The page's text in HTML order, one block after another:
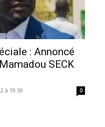
: Annoncé
SECK
à 19:50 0